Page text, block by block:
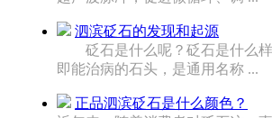
泗滨砭石的发现和起源
砭石是什么呢？砭石是什么样
即能治病的石头，是通用名称 ...
正品泗滨砭石是什么颜色？